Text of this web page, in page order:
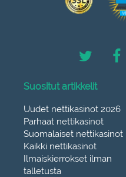
Suositut artikkelit
Uudet nettikasinot 2026
Parhaat nettikasinot
Suomalaiset nettikasinot
Kaikki nettikasinot
Ilmaiskierrokset ilman
talletusta